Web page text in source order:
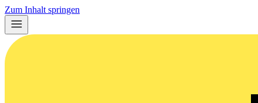
Zum Inhalt springen